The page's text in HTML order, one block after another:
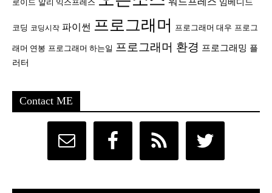
로이드 알리 익스프레스 임베디드
코딩 코딩시작 파이썬 프로그래머 프로그래머 대우 프로그
래머 연봉 프로그래머 하는일 프로그래머 환경 프로그래밍 플
러터
Contact ME